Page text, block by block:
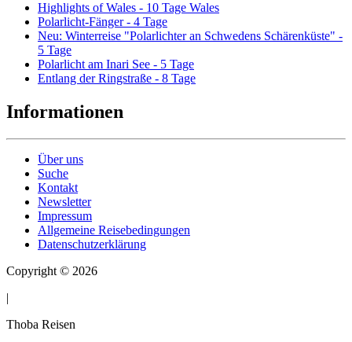
Highlights of Wales - 10 Tage Wales
Polarlicht-Fänger - 4 Tage
Neu: Winterreise "Polarlichter an Schwedens Schärenküste" -
5 Tage
Polarlicht am Inari See - 5 Tage
Entlang der Ringstraße - 8 Tage
Informationen
Über uns
Suche
Kontakt
Newsletter
Impressum
Allgemeine Reisebedingungen
Datenschutzerklärung
Copyright © 2026
|
Thoba Reisen